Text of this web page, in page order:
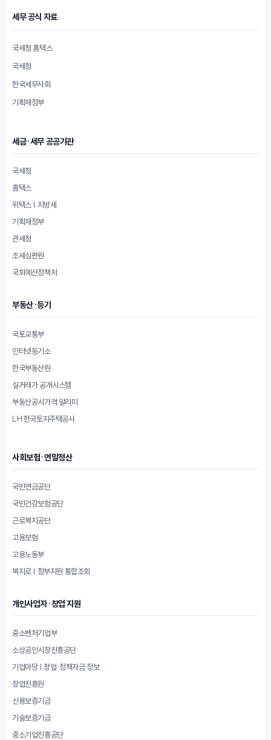
세무 공식 자료
국세청 홈택스
국세청
한국세무사회
기획재정부
세금·세무 공공기관
국세청
홈택스
위택스 | 지방세
기획재정부
관세청
조세심판원
국회예산정책처
부동산·등기
국토교통부
인터넷등기소
한국부동산원
실거래가 공개시스템
부동산공시가격 알리미
LH 한국토지주택공사
사회보험·연말정산
국민연금공단
국민건강보험공단
근로복지공단
고용보험
고용노동부
복지로 | 정부지원 통합조회
개인사업자·창업 지원
중소벤처기업부
소상공인시장진흥공단
기업마당 | 창업·정책자금 정보
창업진흥원
신용보증기금
기술보증기금
중소기업진흥공단